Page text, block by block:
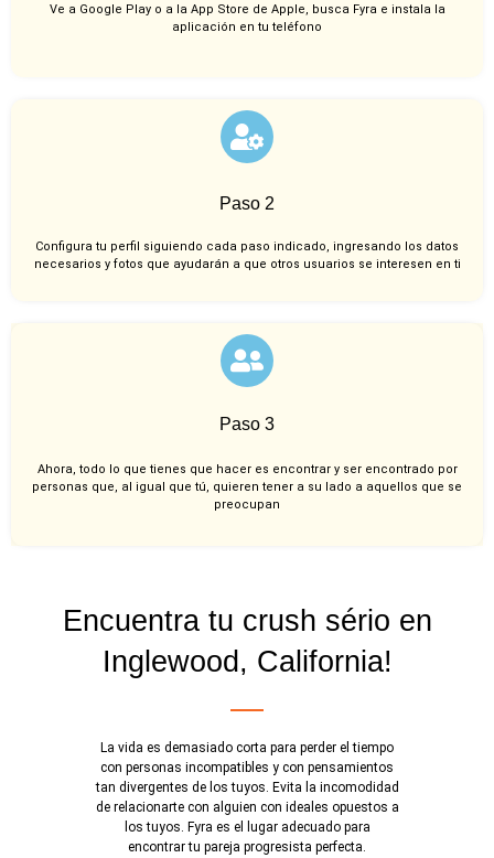
Ve a Google Play o a la App Store de Apple, busca Fyra e instala la
aplicación en tu teléfono
Paso 2
Configura tu perfil siguiendo cada paso indicado, ingresando los datos
necesarios y fotos que ayudarán a que otros usuarios se interesen en ti
Paso 3
Ahora, todo lo que tienes que hacer es encontrar y ser encontrado por
personas que, al igual que tú, quieren tener a su lado a aquellos que se
preocupan
Encuentra tu crush sério en
Inglewood, California!
La vida es demasiado corta para perder el tiempo
con personas incompatibles y con pensamientos
tan divergentes de los tuyos. Evita la incomodidad
de relacionarte con alguien con ideales opuestos a
los tuyos. Fyra es el lugar adecuado para
encontrar tu pareja progresista perfecta.